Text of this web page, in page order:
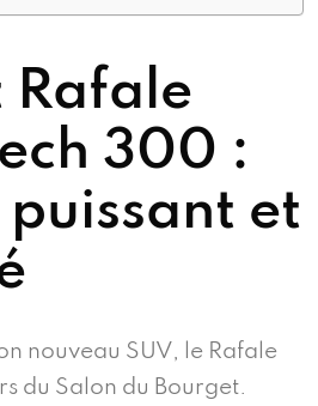
Rafale
300 :
puissant et
nouveau SUV, le Rafale
du Salon du Bourget.